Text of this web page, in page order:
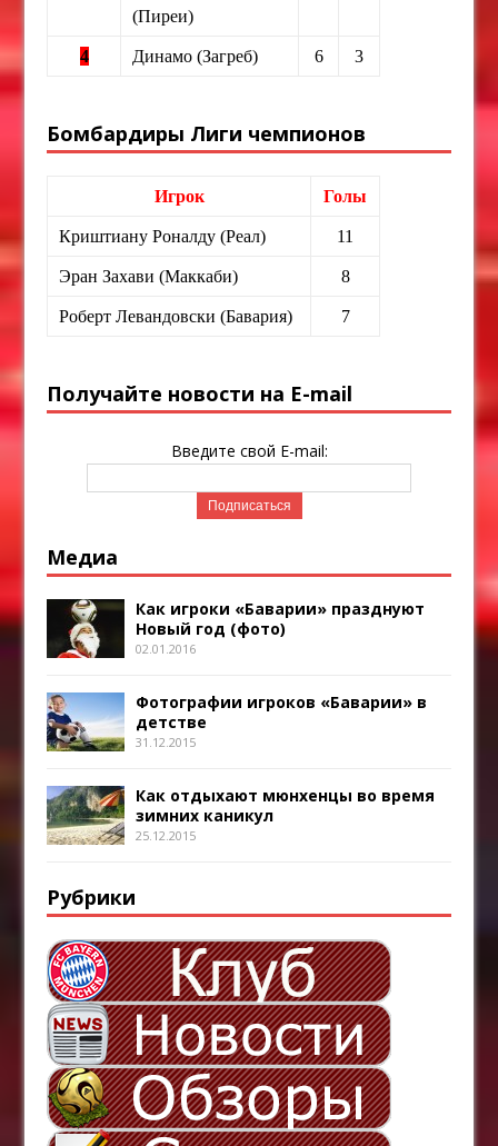
(Пиреи)
4 Динамо (Загреб) 6 3
Бомбардиры Лиги чемпионов
Игрок Голы
Криштиану Роналду (Реал) 11
Эран Захави (Маккаби) 8
Роберт Левандовски (Бавария) 7
Получайте новости на E-mail
Введите свой E-mail:
Медиа
Как игроки «Баварии» празднуют
Новый год (фото)
02.01.2016
Фотографии игроков «Баварии» в
детстве
31.12.2015
Как отдыхают мюнхенцы во время
зимних каникул
25.12.2015
Рубрики